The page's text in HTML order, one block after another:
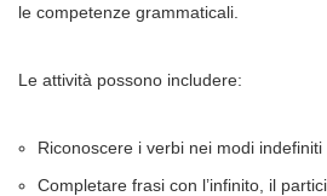
le competenze grammaticali.
Le attività possono includere:
Riconoscere i verbi nei modi
Completare frasi con l’infinito, il